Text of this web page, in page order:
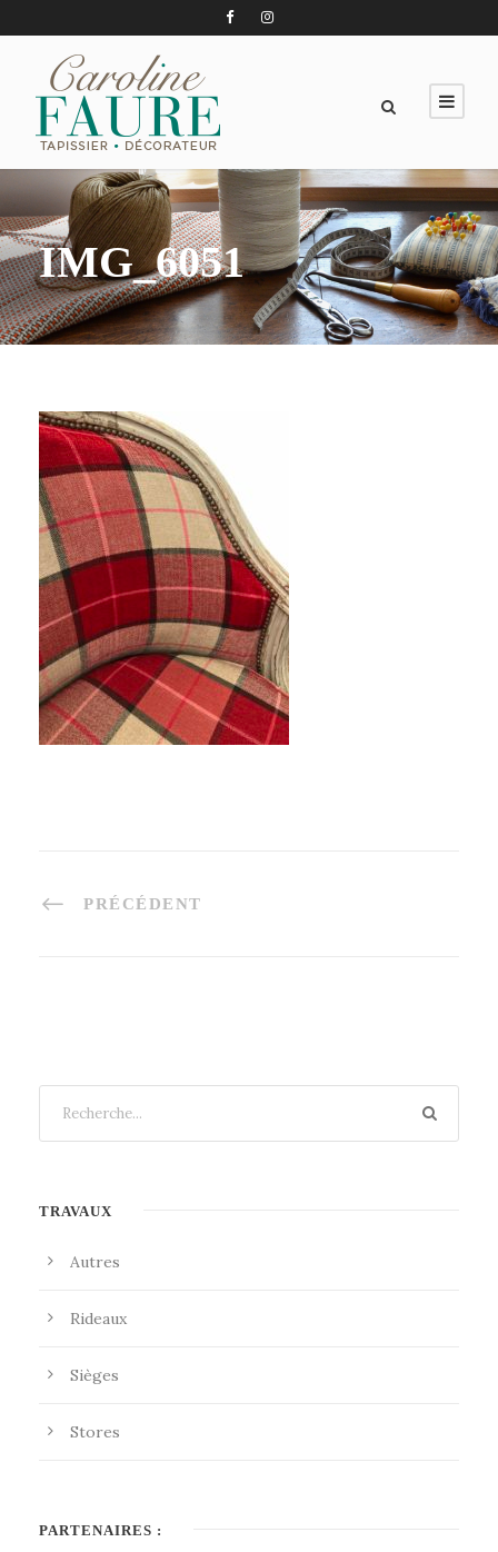
IMG_6051
PRÉCÉDENT
TRAVAUX
Autres
Rideaux
Sièges
Stores
PARTENAIRES :